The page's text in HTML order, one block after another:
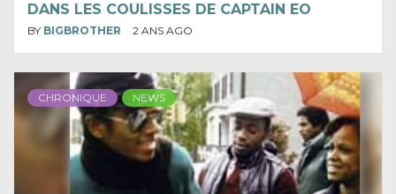
DANS LES COULISSES DE CAPTAIN EO
BY BIGBROTHER 2 ANS AGO
CHRONIQUE NEWS